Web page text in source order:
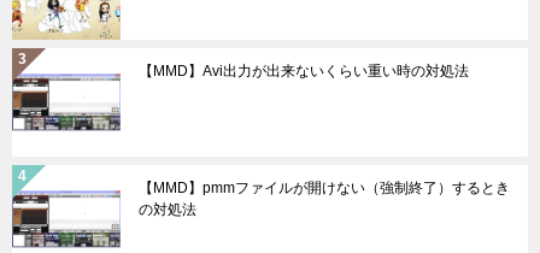
【MMD】Avi出力が出来ないくらい重い時の対処法
【MMD】pmmファイルが開けない（強制終了）するとき
の対処法